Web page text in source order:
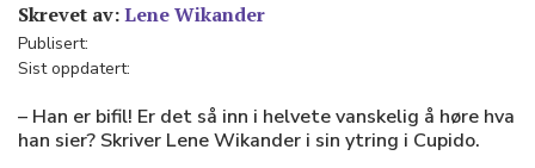
Skrevet av:Lene Wikander
Publisert:
Sist oppdatert:
– Han er bifil! Er det så inn i helvete vanskelig å høre hva
han sier? Skriver Lene Wikander i sin ytring i Cupido.